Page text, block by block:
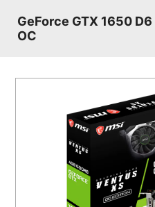
GeForce GTX 1650 D6
OC